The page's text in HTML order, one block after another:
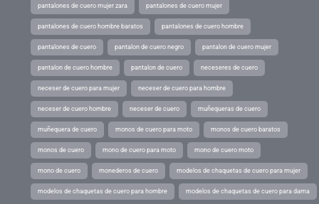
pantalones de cuero mujer zara pantalones de cuero mujer
pantalones de cuero hombre baratos pantalones de cuero hombre
pantalones de cuero pantalon de cuero negro pantalon de cuero mujer
pantalon de cuero hombre pantalon de cuero neceseres de cuero
neceser de cuero para mujer neceser de cuero para hombre
neceser de cuero hombre neceser de cuero muñequeras de cuero
muñequera de cuero monos de cuero para moto monos de cuero baratos
monos de cuero mono de cuero para moto mono de cuero moto
mono de cuero monederos de cuero modelos de chaquetas de cuero para mujer
modelos de chaquetas de cuero para hombre modelos de chaquetas de cuero para dama